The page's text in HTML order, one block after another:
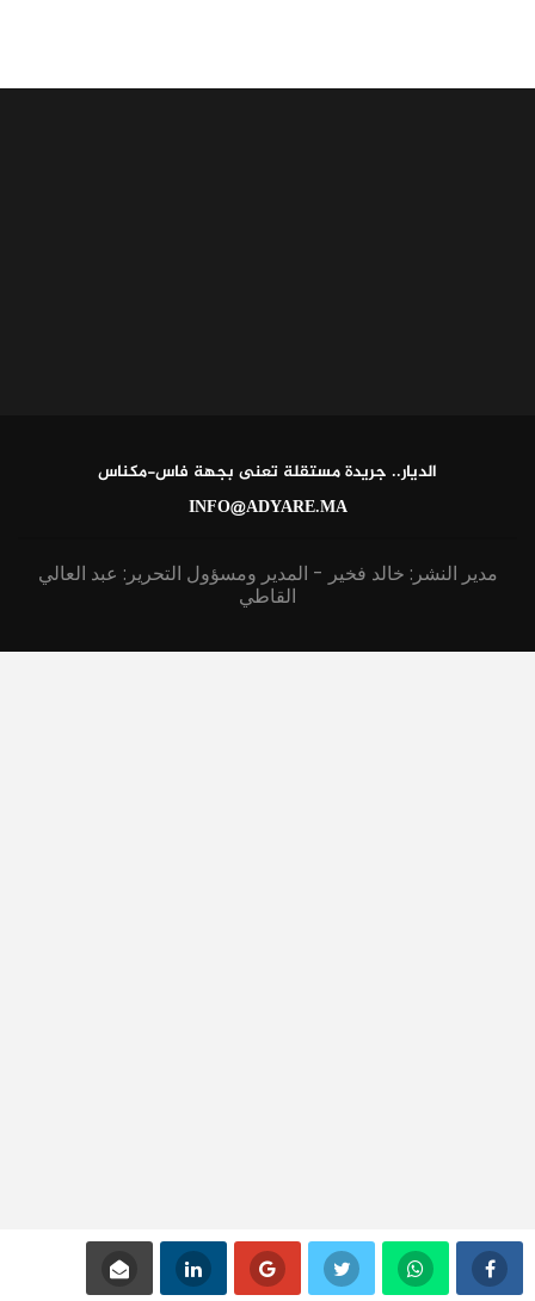
الديار.. جريدة مستقلة تعنى بجهة فاس-مكناس
INFO@ADYARE.MA
مدير النشر: خالد فخير - المدير ومسؤول التحرير: عبد العالي
القاطي